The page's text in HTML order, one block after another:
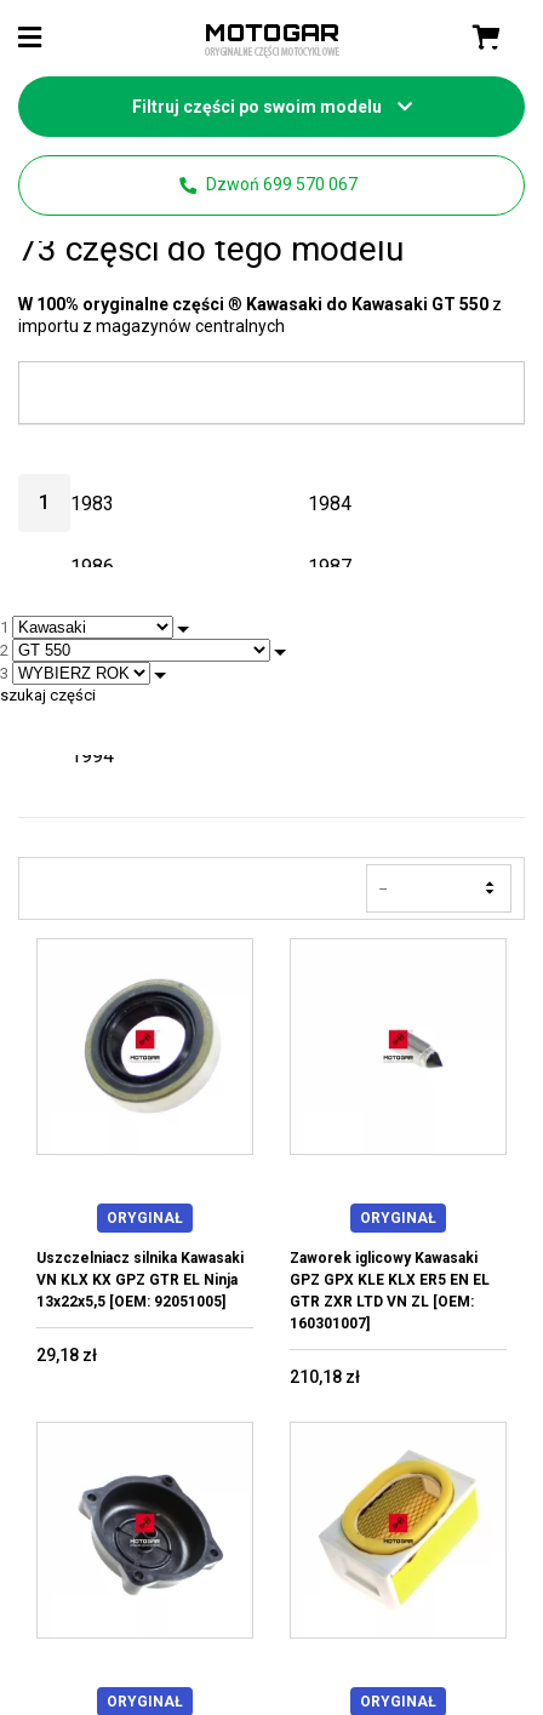
Filtruj części po swoim modelu
Dzwoń 699 570 067
Strona główna Części Kawasaki
Kawasaki GT 550 części- mamy
73 części do tego modelu
W 100% oryginalne części ® Kawasaki do Kawasaki GT 550 z
importu z magazynów centralnych
1
2
3
szukaj części
1 1983 1984
1986 1987
1988
1991
1994
--
ORYGINAŁ
Uszczelniacz silnika Kawasaki
VN KLX KX GPZ GTR EL Ninja
13x22x5,5 [OEM: 92051005]
29,18 zł
ORYGINAŁ
Zaworek iglicowy Kawasaki
GPZ GPX KLE KLX ER5 EN EL
GTR ZXR LTD VN ZL [OEM:
160301007]
210,18 zł
ORYGINAŁ ORYGINAŁ